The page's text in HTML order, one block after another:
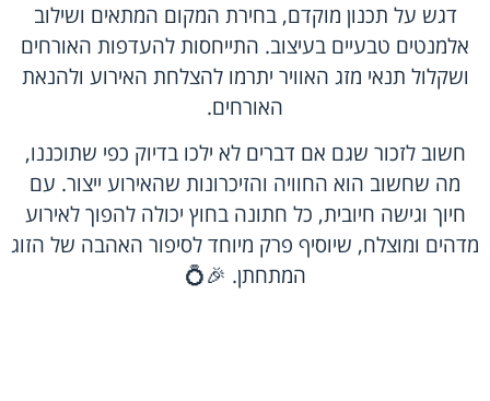
דגש על תכנון מוקדם, בחירת המקום המתאים ושילוב
אלמנטים טבעיים בעיצוב. התייחסות להעדפות האורחים
ושקלול תנאי מזג האוויר יתרמו להצלחת האירוע ולהנאת
האורחים.
חשוב לזכור שגם אם דברים לא ילכו בדיוק כפי שתוכננו,
מה שחשוב הוא החוויה והזיכרונות שהאירוע ייצור. עם
חיוך וגישה חיובית, כל חתונה בחוץ יכולה להפוך לאירוע
מדהים ומוצלח, שיוסיף פרק מיוחד לסיפור האהבה של הזוג
המתחתן. 🎉💍